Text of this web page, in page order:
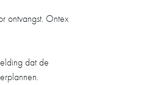
ontvangst. Ontex
dat de